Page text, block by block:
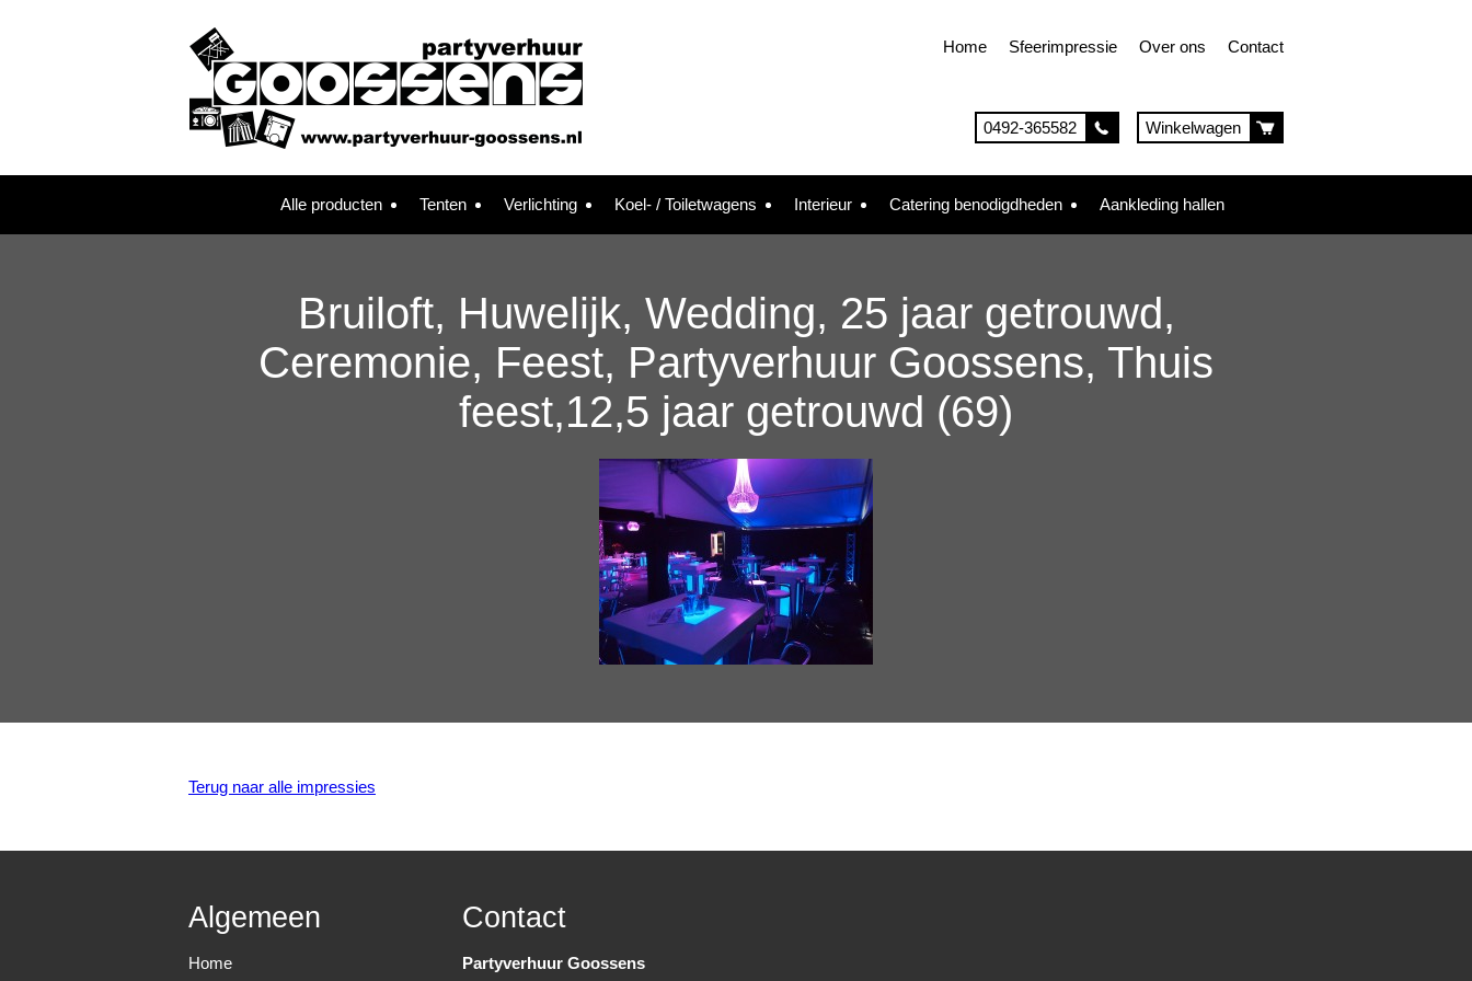
Home Sfeerimpressie Over ons Contact
0492-365582 Winkelwagen
Alle producten Tenten Verlichting Koel- / Toiletwagens Interieur Catering benodigdheden Aankleding hallen
Bruiloft, Huwelijk, Wedding, 25 jaar getrouwd,
Ceremonie, Feest, Partyverhuur Goossens, Thuis
feest,12,5 jaar getrouwd (69)
Terug naar alle impressies
Algemeen
Home
Contact
Partyverhuur Goossens